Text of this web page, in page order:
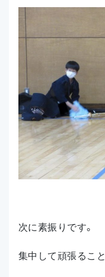
次に素振りです。
集中して頑張るこ